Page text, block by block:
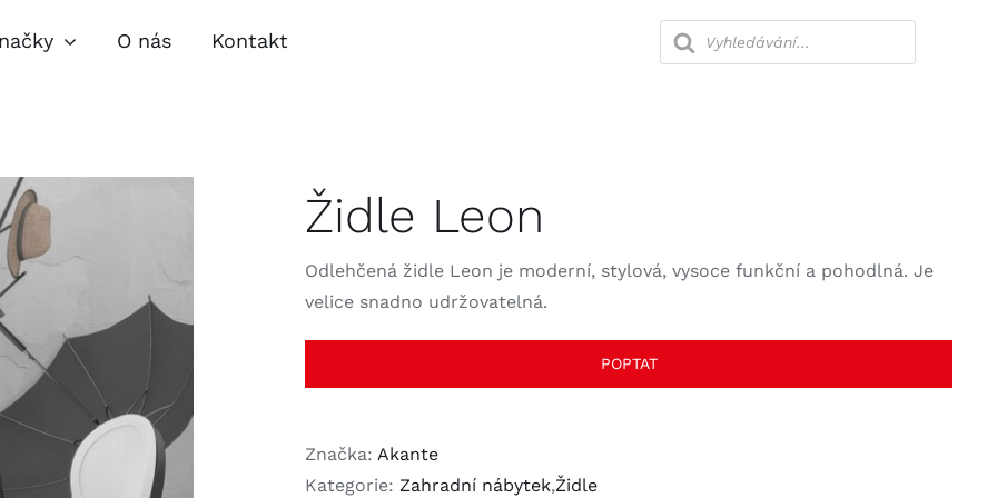
Nábytkové
speciality
O nás Kontakt
Products
search
Židle Leon
Odlehčená židle Leon je moderní, stylová, vysoce funkční a pohodlná. Je
velice snadno udržovatelná.
POPTAT
Značka:Akante
Kategorie:Zahradní nábytek,Židle